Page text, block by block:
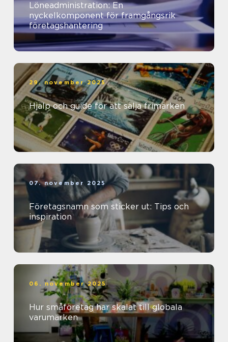
Löneadministration: En
nyckelkomponent för framgångsrik
företagshantering
29. november 2025
Hjälp och guide för att sälja frimärken
07. november 2025
Företagsnamn som sticker ut: Tips och
inspiration
06. november 2025
Hur småföretag har skalat till globala
varumärken